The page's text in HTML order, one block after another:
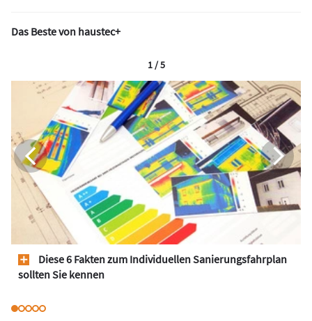
Das Beste von haustec+
Diese 6 Fakten zum Individuellen Sanierungsfahrplan
sollten Sie kennen
1 / 5